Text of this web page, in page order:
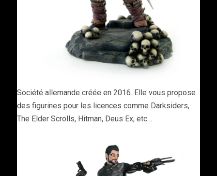
Société allemande créée en 2016. Elle vous propose
des figurines pour les licences comme Darksiders,
The Elder Scrolls, Hitman, Deus Ex, etc…